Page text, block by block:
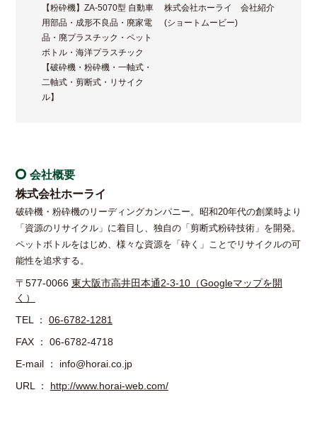
【粉砕機】ZA-5070型 自動車
用部品・成形不良品・廃家電
品・廃プラスチック・ペット
ボトル・海洋プラスチック
【破砕機・粉砕機・一軸式・
二軸式・剪断式・リサイク
ル】
株式会社ホーライ 会社紹介
(ショートムービー)
会社概要
株式会社ホーライ
破砕機・粉砕機のリーディングカンパニー。昭和20年代の創業時より
「資源のリサイクル」に着目し、独自の「剪断式粉砕技術」を開発。
ペットボトルをはじめ、様々な資源を「砕く」ことでリサイクルの可
能性を追求する。
〒577-0066 東大阪市高井田本通2-3-10（Googleマップを開
く）
TEL ： 06-6782-1281
FAX ： 06-6782-4718
E-mail ： info@horai.co.jp
URL ： http://www.horai-web.com/